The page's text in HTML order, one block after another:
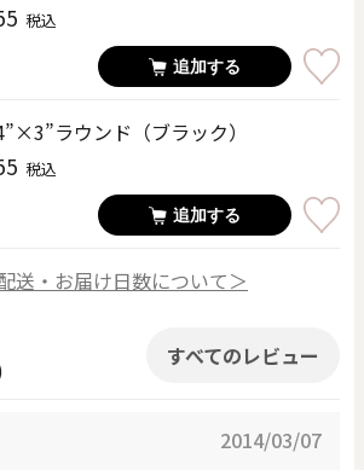
税込
追加する
ラウンド（ブラック）
税込
追加する
送・お届け日数について＞
すべてのレビュー
2014/03/07